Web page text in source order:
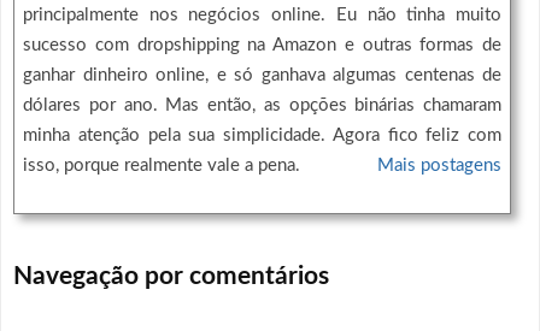
principalmente nos negócios online. Eu não tinha muito
sucesso com dropshipping na Amazon e outras formas de
ganhar dinheiro online, e só ganhava algumas centenas de
dólares por ano. Mas então, as opções binárias chamaram
minha atenção pela sua simplicidade. Agora fico feliz com
isso, porque realmente vale a pena.
Mais postagens
Navegação por comentários